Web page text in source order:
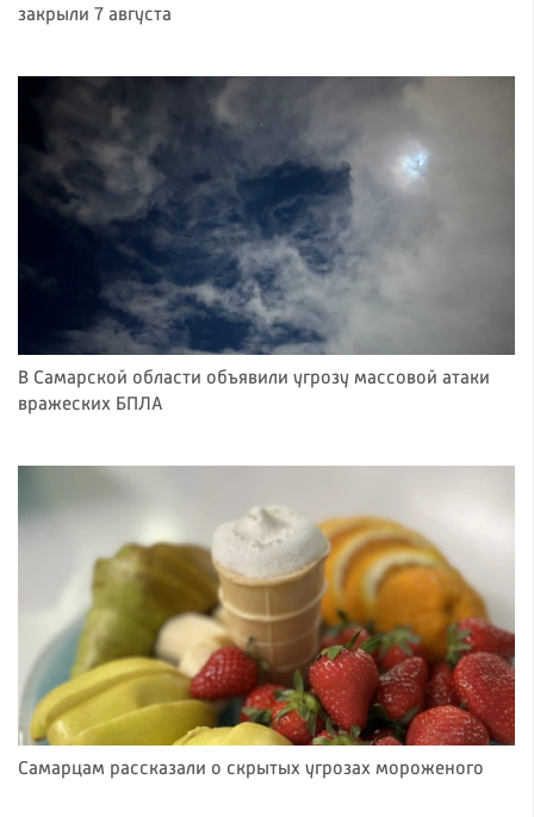
закрыли 7 августа
В Самарской области объявили угрозу массовой атаки
вражеских БПЛА
Самарцам рассказали о скрытых угрозах мороженого